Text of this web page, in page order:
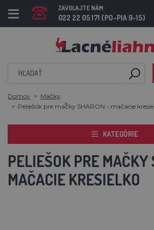
ZAVOLAJTE NÁM
022 22 05 171 (PO-PIA 9-15)
Domov
Mačky
Peliešok pre mačky SHARON - mačacie
KATEGÓRIE
PELIEŠOK PRE
MAČACIE KRESIELKO